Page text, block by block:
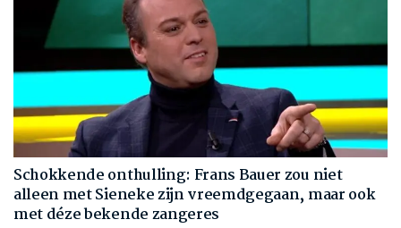
Schokkende onthulling: Frans Bauer zou niet
alleen met Sieneke zijn vreemdgegaan, maar ook
met déze bekende zangeres